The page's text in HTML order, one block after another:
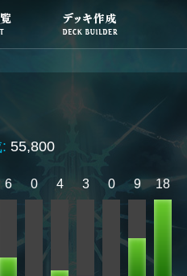
55,800
6 0 4 3 0 9 18